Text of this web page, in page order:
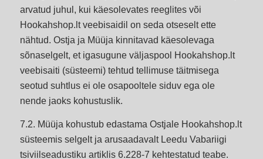
arvatud juhul, kui käesolevates reeglites või
Hookahshop.lt veebisaidil on seda otseselt ette
nähtud. Ostja ja Müüja kinnitavad käesolevaga
sõnaselgelt, et igasugune väljaspool Hookahshop.lt
veebisaiti (süsteemi) tehtud tellimuse täitmisega
seotud suhtlus ei ole osapooltele siduv ega ole
nende jaoks kohustuslik.
7.2. Müüja kohustub edastama Ostjale Hookahshop.lt
süsteemis selgelt ja arusaadavalt Leedu Vabariigi
tsiviilseadustiku artiklis 6.228-7 kehtestatud teabe.